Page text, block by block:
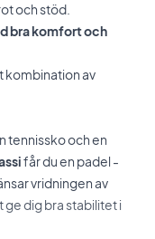
och stöd.
bra komfort och
kombination av
tennissko och en
får du en padel -
vridningen av
ge dig bra stabilitet i